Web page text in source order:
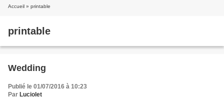
Accueil » printable
printable
Wedding
Publié le 01/07/2016 à 10:23
Par Luciolet